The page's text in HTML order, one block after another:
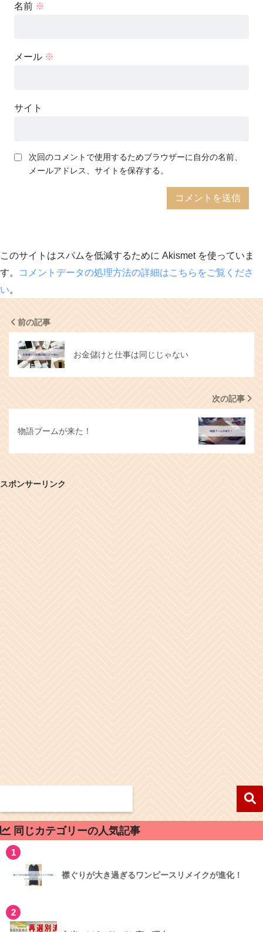
名前 ※
メール ※
サイト
次回のコメントで使用するためブラウザーに自分の名前、
メールアドレス、サイトを保存する。
このサイトはスパムを低減するために Akismet を使っていま
す。
コメントデータの処理方法の詳細はこちらをご覧くださ
い。
前の記事
お金儲けと仕事は同じじゃない
次の記事
物語ブームが来た！
スポンサーリンク
同じカテゴリーの人気記事
1
襟ぐりが大き過ぎるワンピースリメイクが進化！
2